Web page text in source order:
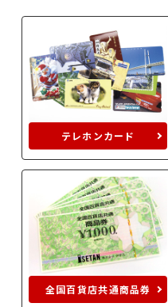
テレホンカード
全国百貨店共通商品券